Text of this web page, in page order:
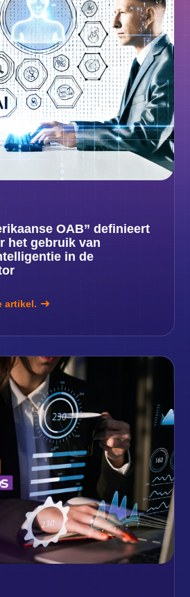
OAB” definieert
het gebruik van
in de
artikel.